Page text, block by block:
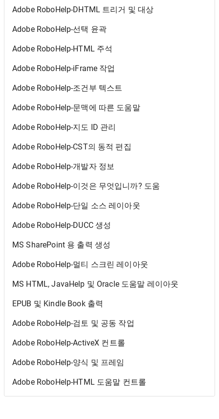
Adobe RoboHelp-DHTML 트리거 및 대상
Adobe RoboHelp-선택 윤곽
Adobe RoboHelp-HTML 주석
Adobe RoboHelp-iFrame 작업
Adobe RoboHelp-조건부 텍스트
Adobe RoboHelp-문맥에 따른 도움말
Adobe RoboHelp-지도 ID 관리
Adobe RoboHelp-CST의 동적 편집
Adobe RoboHelp-개발자 정보
Adobe RoboHelp-이것은 무엇입니까? 도움
Adobe RoboHelp-단일 소스 레이아웃
Adobe RoboHelp-DUCC 생성
MS SharePoint 용 출력 생성
Adobe RoboHelp-멀티 스크린 레이아웃
MS HTML, JavaHelp 및 Oracle 도움말 레이아웃
EPUB 및 Kindle Book 출력
Adobe RoboHelp-검토 및 공동 작업
Adobe RoboHelp-ActiveX 컨트롤
Adobe RoboHelp-양식 및 프레임
Adobe RoboHelp-HTML 도움말 컨트롤